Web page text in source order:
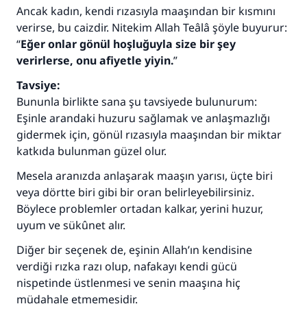
Ancak kadın, kendi rızasıyla maaşından bir kısmını
verirse, bu caizdir. Nitekim Allah Teâlâ şöyle buyurur:
“Eğer onlar gönül hoşluğuyla size bir şey
verirlerse, onu afiyetle yiyin.”
Tavsiye:
Bununla birlikte sana şu tavsiyede bulunurum:
Eşinle arandaki huzuru sağlamak ve anlaşmazlığı
gidermek için, gönül rızasıyla maaşından bir miktar
katkıda bulunman güzel olur.
Mesela aranızda anlaşarak maaşın yarısı, üçte biri
veya dörtte biri gibi bir oran belirleyebilirsiniz.
Böylece problemler ortadan kalkar, yerini huzur,
uyum ve sükûnet alır.
Diğer bir seçenek de, eşinin Allah’ın kendisine
verdiği rızka razı olup, nafakayı kendi gücü
nispetinde üstlenmesi ve senin maaşına hiç
müdahale etmemesidir.